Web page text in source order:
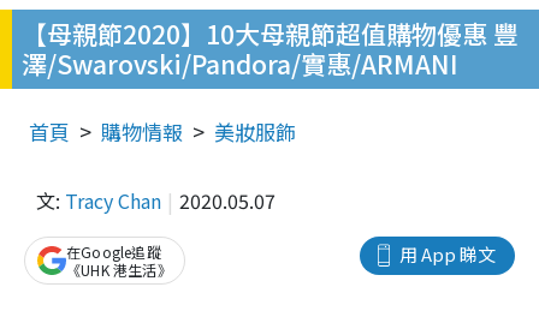
【母親節2020】10大母親節超值購物優惠 豐
澤/Swarovski/Pandora/實惠/ARMANI
首頁 購物情報 美妝服飾
文: Tracy Chan 2020.05.07
用 App 睇文
在Google追蹤
《UHK 港生活》